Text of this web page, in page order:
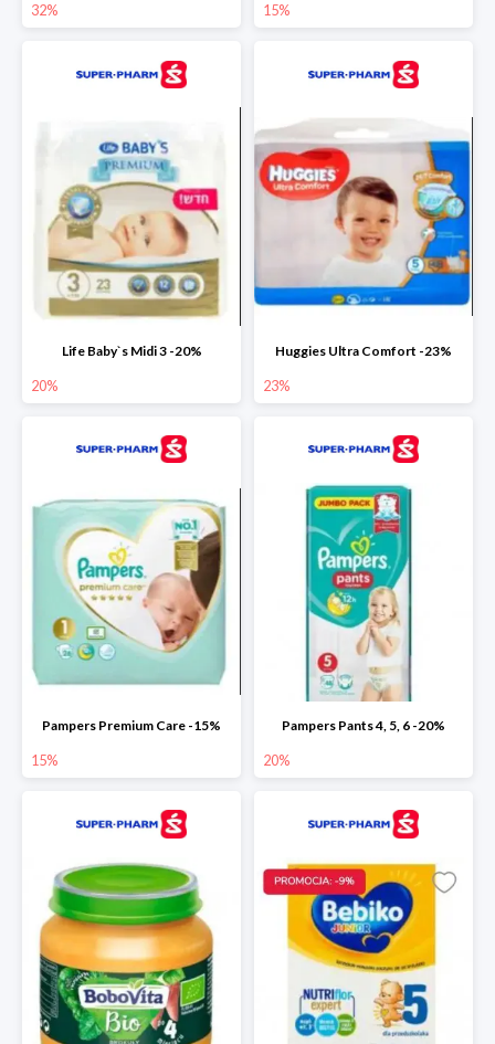
32% 15%
Life Baby`s Midi 3 -20%
20%
Huggies Ultra Comfort -23%
23%
Pampers Premium Care -15%
15%
Pampers Pants 4, 5, 6 -20%
20%